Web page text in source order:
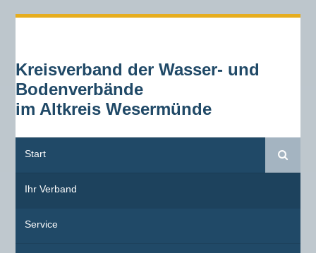
Kreisverband der Wasser- und
Bodenverbände
im Altkreis Wesermünde
Start
Ihr Verband
Service
Suche